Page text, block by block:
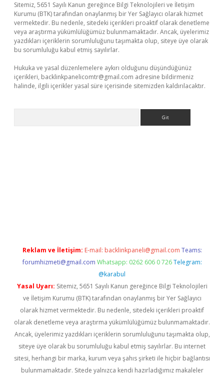
Sitemiz, 5651 Sayılı Kanun gereğince Bilgi Teknolojileri ve İletişim
Kurumu (BTK) tarafından onaylanmış bir Yer Sağlayıcı olarak hizmet
vermektedir. Bu nedenle, sitedeki içerikleri proaktif olarak denetleme
veya araştırma yükümlülüğümüz bulunmamaktadır. Ancak, üyelerimiz
yazdıkları içeriklerin sorumluluğunu taşımakta olup, siteye üye olarak
bu sorumluluğu kabul etmiş sayılırlar.
Hukuka ve yasal düzenlemelere aykırı olduğunu düşündüğünüz
içerikleri, backlinkpanelicomtr@gmail.com adresine bildirmeniz
halinde, ilgili içerikler yasal süre içerisinde sitemizden kaldırılacaktır.
Reklam ve İletişim: E-mail: backlinkpaneli@gmail.com Teams:
forumhizmeti@gmail.com Whatsapp: 0262 606 0 726 Telegram:
@karabul
Yasal Uyarı: Sitemiz, 5651 Sayılı Kanun gereğince Bilgi Teknolojileri
ve İletişim Kurumu (BTK) tarafından onaylanmış bir Yer Sağlayıcı
olarak hizmet vermektedir. Bu nedenle, sitedeki içerikleri proaktif
olarak denetleme veya araştırma yükümlülüğümüz bulunmamaktadır.
Ancak, üyelerimiz yazdıkları içeriklerin sorumluluğunu taşımakta olup,
siteye üye olarak bu sorumluluğu kabul etmiş sayılırlar. Bu internet
sitesi, herhangi bir marka, kurum veya şahıs şirketi ile hiçbir bağlantısı
bulunmamaktadır. Sitede yalnızca kendi hazırladığımız makaleler